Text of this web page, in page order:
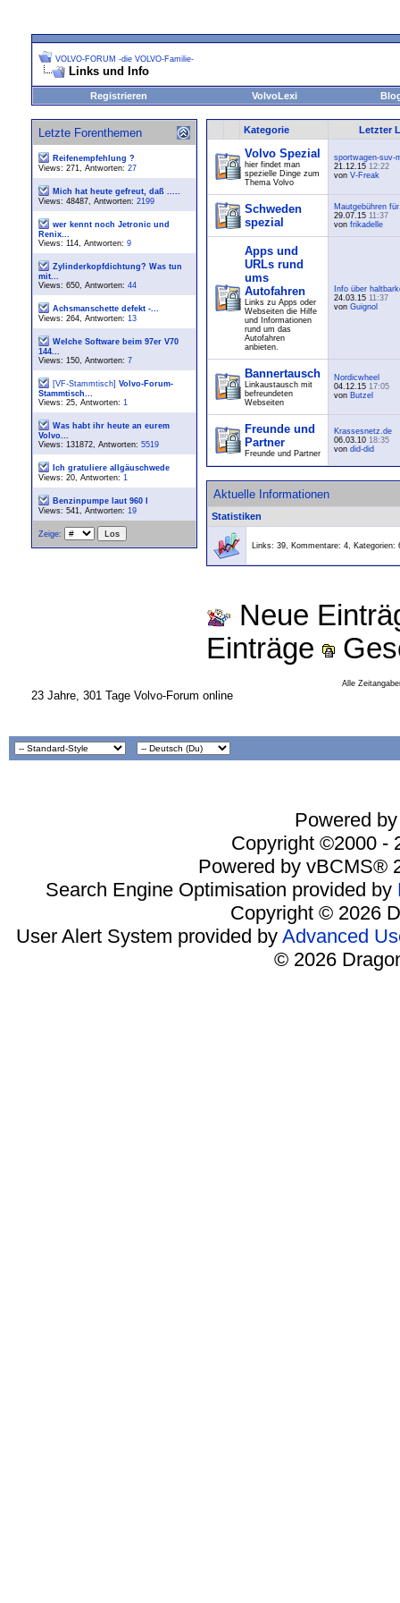
VOLVO-FORUM -die VOLVO-Familie-
Links und Info
Registrieren VolvoLexi
Letzte Forenthemen
Reifenempfehlung ?
Views: 271, Antworten: 27
Mich hat heute gefreut, daß .....
Views: 48487, Antworten: 2199
wer kennt noch Jetronic und
Renix...
Views: 114, Antworten: 9
Zylinderkopfdichtung? Was tun
mit...
Views: 650, Antworten: 44
Achsmanschette defekt -...
Views: 264, Antworten: 13
Welche Software beim 97er V70
144...
Views: 150, Antworten: 7
[VF-Stammtisch] Volvo-Forum-
Stammtisch...
Views: 25, Antworten: 1
Was habt ihr heute an eurem
Volvo...
Views: 131872, Antworten: 5519
Ich gratuliere allgäuschwede
Views: 20, Antworten: 1
Benzinpumpe laut 960 I
Views: 541, Antworten: 19
Zeige:
Kategorie Letzter
Volvo Spezial
hier findet man
spezielle Dinge zum
Thema Volvo
sportwagen-suv-
21.12.15 12:22
von V-Freak
Schweden
spezial
Mautgebühren
29.07.15 11:37
von frikadelle
Apps und
URLs rund
ums
Autofahren
Links zu Apps oder
Webseiten die Hilfe
und Informationen
rund um das
Autofahren
anbieten.
Info über
24.03.15 11:37
von Guignol
Bannertausch
Linkaustausch mit
befreundeten
Webseiten
Nordicwheel
04.12.15 17:05
von Butzel
Freunde und
Partner
Freunde und Partner
Krassesnetz.de
06.03.10 18:35
von did-did
Aktuelle Informationen
Statistiken
Links: 39, Kommentare: 4, Kategorien:
Neue
Einträge
Alle
23 Jahre, 301 Tage Volvo-Forum online
Powered
Copyright ©2000 -
Powered by vBCMS®
Search Engine Optimisation provided by
Copyright © 2026
User Alert System provided by Advanced
© 2026